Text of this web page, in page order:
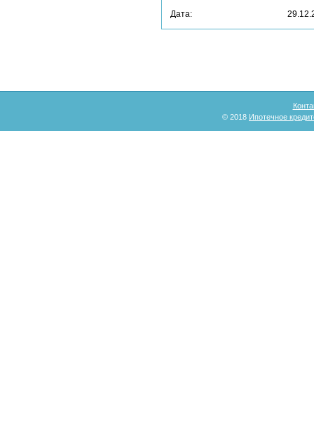
Дата:
© 2018 Ипотечное